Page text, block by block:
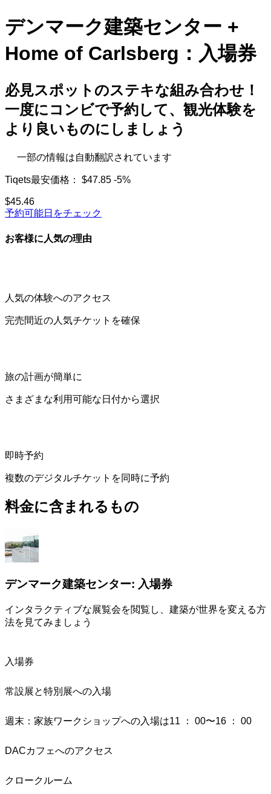
デンマーク建築センター +
Home of Carlsberg：入場券
必見スポットのステキな組み合わせ！
一度にコンビで予約して、観光体験を
より良いものにしましょう
一部の情報は自動翻訳されています
Tiqets最安価格： $47.85 -5%
$45.46
予約可能日をチェック
お客様に人気の理由
人気の体験へのアクセス
完売間近の人気チケットを確保
旅の計画が簡単に
さまざまな利用可能な日付から選択
即時予約
複数のデジタルチケットを同時に予約
料金に含まれるもの
デンマーク建築センター: 入場券
インタラクティブな展覧会を閲覧し、建築が世界を変える方
法を見てみましょう
入場券
常設展と特別展への入場
週末：家族ワークショップへの入場は11 ： 00〜16 ： 00
DACカフェへのアクセス
クロークルーム